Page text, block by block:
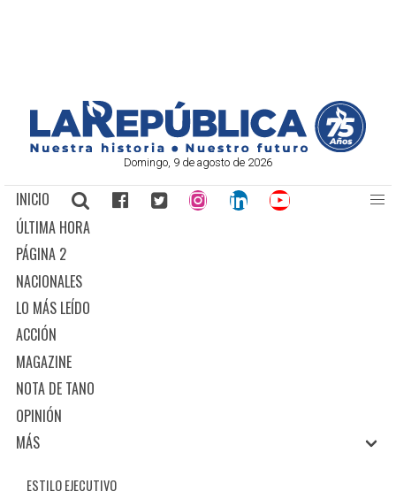
Domingo, 9 de agosto de 2026
INICIO
ÚLTIMA HORA
PÁGINA 2
NACIONALES
LO MÁS LEÍDO
ACCIÓN
MAGAZINE
NOTA DE TANO
OPINIÓN
MÁS
ESTILO EJECUTIVO